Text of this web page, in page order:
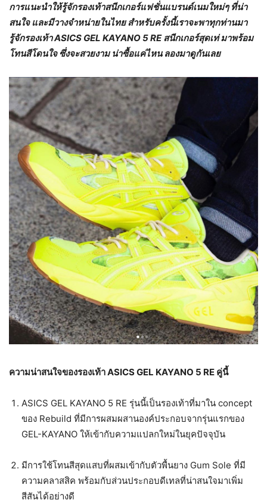
การแนะนำให้รู้จักรองเท้าสนีกเกอร์แฟชั่นแบรนด์เนมใหม่ๆ ที่น่า
สนใจ และมีวางจำหน่ายในไทย สำหรับครั้งนี้เราจะพาทุกท่านมา
รู้จักรองเท้า ASICS GEL KAYANO 5 RE สนีกเกอร์สุดเท่ มาพร้อม
โทนสีโดนใจ ซึ่งจะสวยงาม น่าซื้อแค่ไหน ลองมาดูกันเลย
ความน่าสนใจของรองเท้า ASICS GEL KAYANO 5 RE คู่นี้
ASICS GEL KAYANO 5 RE รุ่นนี้เป็นรองเท้าที่มาใน concept
ของ Rebuild ที่มีการผสมผสานองค์ประกอบจากรุ่นแรกของ
GEL-KAYANO ให้เข้ากับความแปลกใหม่ในยุคปัจจุบัน
มีการใช้โทนสีสุดแสบที่ผสมเข้ากับตัวพื้นยาง Gum Sole ที่มี
ความคลาสสิค พร้อมกับส่วนประกอบดีเทลที่น่าสนใจมาเพิ่ม
สีสันได้อย่างดี